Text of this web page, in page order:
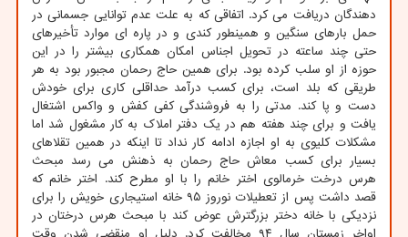
دهندگان دریافت می کرد. اتفاقی که به علت عدم توانایی جسمانی در
حمل بارهای سنگین و همینطور کندی و در پاره ای موارد تأخیرهای
حتی چند ساعته در تحویل اجناس امکان همکاری بیشتر را در این
حوزه از او سلب کرده بود. برای همین حاج رحمان مجبور بود به هر
طریقی که بلد است، برای کسب درآمد حداقلی کاری برای خودش
دست و پا کند. مدتی را به فروشندگی کفی کفش و واکس اشتغال
یافت و برای چند هفته هم در یک دفتر املاک به کار مشغول شد اما
مشکلات کلیوی به او اجازه ادامه کار نداد تا اینکه در همین تقلاهای
بسیار برای کسب معاش حاج رحمان به ذهنش می رسد مبحث
هرس درخت خرمالوی اختر خانم را با او مطرح کند. اختر خانم که
قصد داشت پس از تعطیلات نوروز ۹۵ خانه استیجاری خویش را برای
نزدیکی با خانه دختر بزرگترش عوض کند با مبحث هرس درختان در